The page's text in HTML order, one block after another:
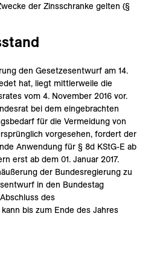
der Zinsschranke gelten (§
den Gesetzesentwurf am 14.
hat, liegt mittlerweile die
vom 4. November 2016 vor.
bei dem eingebrachten
für die Vermeidung von
vorgesehen, fordert der
Anwendung für § 8d KStG-E ab
erst ab dem 01. Januar 2017.
der Bundesregierung zu
in den Bundestag
des
bis zum Ende des Jahres